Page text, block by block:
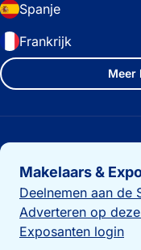
Spanje
Frankrijk
Meer
Belangrijke links
Makelaars &
Deelnemen aan de
Adverteren op
Exposanten login